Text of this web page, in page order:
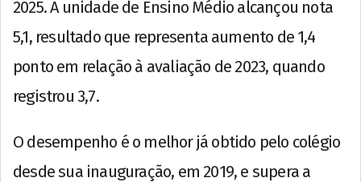
2025. A unidade de Ensino Médio alcançou nota
5,1, resultado que representa aumento de 1,4
ponto em relação à avaliação de 2023, quando
registrou 3,7.
O desempenho é o melhor já obtido pelo colégio
desde sua inauguração, em 2019, e supera a